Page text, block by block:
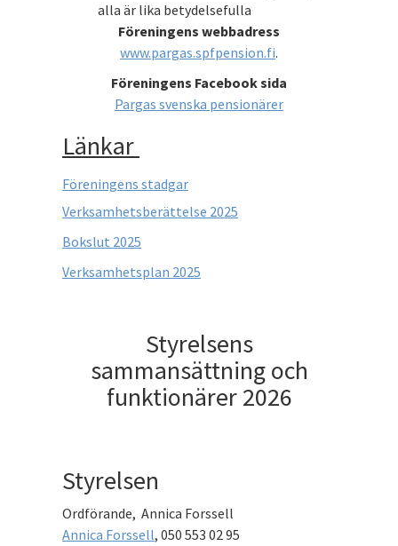
alla är lika betydelsefulla
Föreningens webbadress
www.pargas.spfpension.fi.
Föreningens Facebook sida
Pargas svenska pensionärer
Länkar
Föreningens stadgar
Verksamhetsberättelse 2025
Bokslut 2025
Verksamhetsplan 2025
Styrelsens
sammansättning och
funktionärer 2026
Styrelsen
Ordförande, Annica Forssell
Annica Forssell, 050 553 02 95